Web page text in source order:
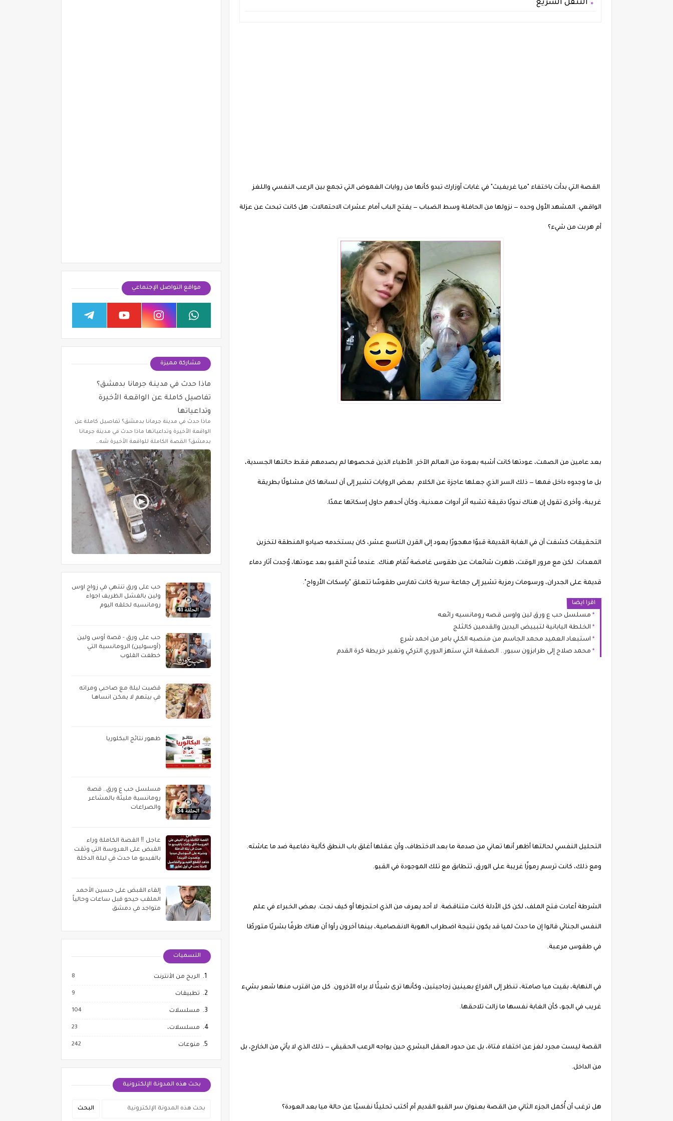
التنقل السريع
القصة التي بدأت باختفاء "ميا غريفيث" في غابات أوزارك تبدو كأنها من روايات الغموض التي تجمع بين الرعب النفسي واللغز
الواقعي. المشهد الأول وحده — نزولها من الحافلة وسط الضباب — يفتح الباب أمام عشرات الاحتمالات: هل كانت تبحث عن عزلة
أم هربت من شيء؟
بعد عامين من الصمت، عودتها كانت أشبه بعودة من العالم الآخر. الأطباء الذين فحصوها لم يصدمهم فقط حالتها الجسدية،
بل ما وجدوه داخل فمها — ذلك السر الذي جعلها عاجزة عن الكلام. بعض الروايات تشير إلى أن لسانها كان مشلولًا بطريقة
غريبة، وأخرى تقول إن هناك ندوبًا دقيقة تشبه أثر أدوات معدنية، وكأن أحدهم حاول إسكاتها عمدًا.
التحقيقات كشفت أن في الغابة القديمة قبوًا مهجورًا يعود إلى القرن التاسع عشر، كان يستخدمه صيادو المنطقة لتخزين
المعدات. لكن مع مرور الوقت، ظهرت شائعات عن طقوس غامضة تُقام هناك. عندما فُتح القبو بعد عودتها، وُجدت آثار دماء
قديمة على الجدران، ورسومات رمزية تشير إلى جماعة سرية كانت تمارس طقوسًا تتعلق "بإسكات الأرواح".
اقرا ايضا
مسلسل حب ع ورق لين واوس قصه رومانسيه رائعه
الخلطة اليابانية لتبييض اليدين والقدمين كالثلج
استبعاد العميد محمد الجاسم من منصبه الكلي بامر من احمد شرع
محمد صلاح إلى طرابزون سبور.. الصفقة التي ستهز الدوري التركي وتغير خريطة كرة القدم
التحليل النفسي لحالتها أظهر أنها تعاني من صدمة ما بعد الاختطاف، وأن عقلها أغلق باب النطق كآلية دفاعية ضد ما عاشته.
ومع ذلك، كانت ترسم رموزًا غريبة على الورق، تتطابق مع تلك الموجودة في القبو.
الشرطة أعادت فتح الملف، لكن كل الأدلة كانت متناقضة. لا أحد يعرف من الذي احتجزها أو كيف نجت. بعض الخبراء في علم
النفس الجنائي قالوا إن ما حدث لميا قد يكون نتيجة اضطراب الهوية الانفصامية، بينما آخرون رأوا أن هناك طرفًا بشريًا متورطًا
في طقوس مرعبة.
في النهاية، بقيت ميا صامتة، تنظر إلى الفراغ بعينين زجاجيتين، وكأنها ترى شيئًا لا يراه الآخرون. كل من اقترب منها شعر بشيء
غريب في الجو، كأن الغابة نفسها ما زالت تلاحقها.
القصة ليست مجرد لغز عن اختفاء فتاة، بل عن حدود العقل البشري حين يواجه الرعب الحقيقي — ذلك الذي لا يأتي من الخارج، بل
من الداخل.
هل ترغب أن أُكمل الجزء الثاني من القصة بعنوان سر القبو القديم أم أكتب تحليلًا نفسيًا عن حالة ميا بعد العودة؟
مواقع التواصل الإجتماعي
مشاركة مميزة
ماذا حدث في مدينة جرمانا بدمشق؟
تفاصيل كاملة عن الواقعة الأخيرة
وتداعياتها
ماذا حدث في مدينة جرمانا بدمشق؟ تفاصيل كاملة عن
الواقعة الأخيرة وتداعياتها ماذا حدث في مدينة جرمانا
بدمشق؟ القصة الكاملة للواقعة الأخيرة شه…
حب على ورق تنتهي في زواج اوس
ولين بالفشل الظريف اجواء
رومانسيه لحلقه اليوم
حب على ورق - قصة أوس ولين
(أوسولين) الرومانسية التي
خطفت القلوب
قضيت ليلة مع صاحبي ومراته
في بيتهم لا يمكن انساهـا
ظهور نتائج البكلوريا
مسلسل حب ع ورق.. قصة
رومانسية مليئة بالمشاعر
والصراعات
عاجل ‼️ القصة الكاملة وراء
القبض على العروسة التي وثقت
بالفيديو ما حدث في ليلة الدخلة
إلقاء القبض على حسين الأحمد
الملقب حيحو قبل ساعات وحالياً
متواجد في دمشق
التسميات
الربح من الأنترنت 8
تطبيقات 9
مسلسلات 104
مسلسلات، 23
منوعات 242
بحث هذه المدونة الإلكترونية